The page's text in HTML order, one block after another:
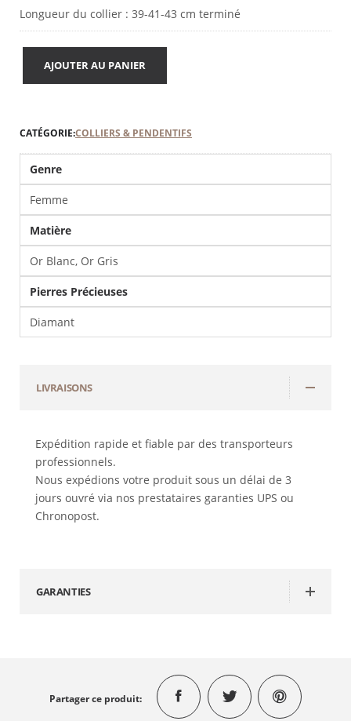
Longueur du collier : 39-41-43 cm terminé
AJOUTER AU PANIER
CATÉGORIE:COLLIERS & PENDENTIFS
Genre
Femme
Matière
Or Blanc, Or Gris
Pierres Précieuses
Diamant
LIVRAISONS
Expédition rapide et fiable par des transporteurs
professionnels.
Nous expédions votre produit sous un délai de 3
jours ouvré via nos prestataires garanties UPS ou
Chronopost.
GARANTIES
Partager ce produit: